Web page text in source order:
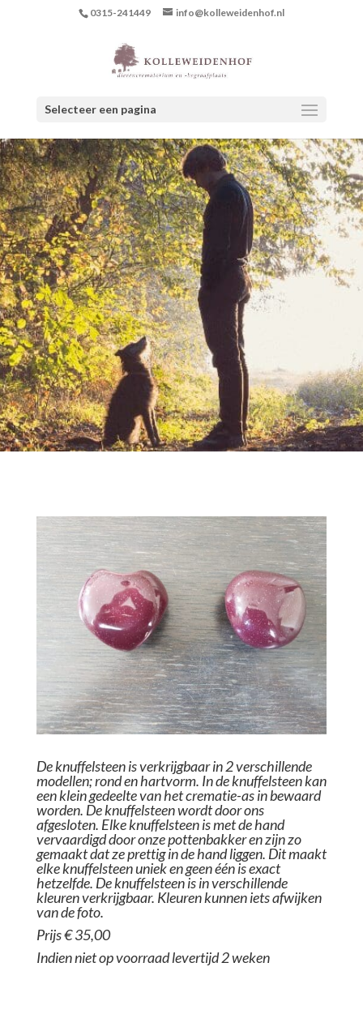
0315-241449 info@kolleweidenhof.nl
Selecteer een pagina
De knuffelsteen is verkrijgbaar in 2 verschillende
modellen; rond en hartvorm. In de knuffelsteen kan
een klein gedeelte van het crematie-as in bewaard
worden. De knuffelsteen wordt door ons
afgesloten. Elke knuffelsteen is met de hand
vervaardigd door onze pottenbakker en zijn zo
gemaakt dat ze prettig in de hand liggen. Dit maakt
elke knuffelsteen uniek en geen één is exact
hetzelfde. De knuffelsteen is in verschillende
kleuren verkrijgbaar. Kleuren kunnen iets afwijken
van de foto.
Prijs € 35,00
Indien niet op voorraad levertijd 2 weken